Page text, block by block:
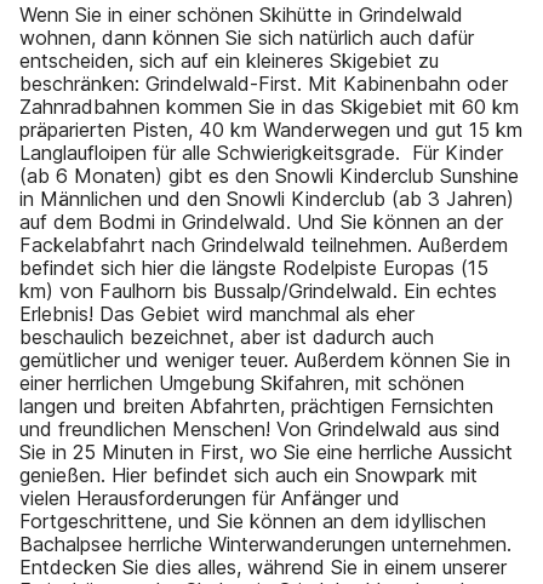
Wenn Sie in einer schönen Skihütte in Grindelwald
wohnen, dann können Sie sich natürlich auch dafür
entscheiden, sich auf ein kleineres Skigebiet zu
beschränken: Grindelwald-First. Mit Kabinenbahn oder
Zahnradbahnen kommen Sie in das Skigebiet mit 60 km
präparierten Pisten, 40 km Wanderwegen und gut 15 km
Langlaufloipen für alle Schwierigkeitsgrade. Für Kinder
(ab 6 Monaten) gibt es den Snowli Kinderclub Sunshine
in Männlichen und den Snowli Kinderclub (ab 3 Jahren)
auf dem Bodmi in Grindelwald. Und Sie können an der
Fackelabfahrt nach Grindelwald teilnehmen. Außerdem
befindet sich hier die längste Rodelpiste Europas (15
km) von Faulhorn bis Bussalp/Grindelwald. Ein echtes
Erlebnis! Das Gebiet wird manchmal als eher
beschaulich bezeichnet, aber ist dadurch auch
gemütlicher und weniger teuer. Außerdem können Sie in
einer herrlichen Umgebung Skifahren, mit schönen
langen und breiten Abfahrten, prächtigen Fernsichten
und freundlichen Menschen! Von Grindelwald aus sind
Sie in 25 Minuten in First, wo Sie eine herrliche Aussicht
genießen. Hier befindet sich auch ein Snowpark mit
vielen Herausforderungen für Anfänger und
Fortgeschrittene, und Sie können an dem idyllischen
Bachalpsee herrliche Winterwanderungen unternehmen.
Entdecken Sie dies alles, während Sie in einem unserer